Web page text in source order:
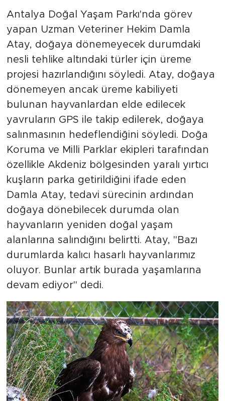
Antalya Doğal Yaşam Parkı'nda görev
yapan Uzman Veteriner Hekim Damla
Atay, doğaya dönemeyecek durumdaki
nesli tehlike altındaki türler için üreme
projesi hazırlandığını söyledi. Atay, doğaya
dönemeyen ancak üreme kabiliyeti
bulunan hayvanlardan elde edilecek
yavruların GPS ile takip edilerek, doğaya
salınmasının hedeflendiğini söyledi. Doğa
Koruma ve Milli Parklar ekipleri tarafından
özellikle Akdeniz bölgesinden yaralı yırtıcı
kuşların parka getirildiğini ifade eden
Damla Atay, tedavi sürecinin ardından
doğaya dönebilecek durumda olan
hayvanların yeniden doğal yaşam
alanlarına salındığını belirtti. Atay, "Bazı
durumlarda kalıcı hasarlı hayvanlarımız
oluyor. Bunlar artık burada yaşamlarına
devam ediyor" dedi.